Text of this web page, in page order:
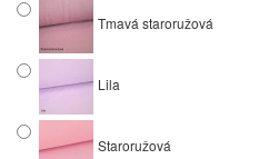
Tmavá staroružová
Lila
Staroružová